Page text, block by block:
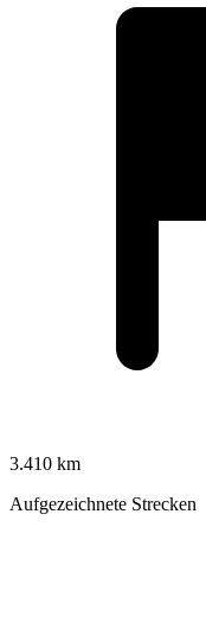
3.410 km
Aufgezeichnete Strecken